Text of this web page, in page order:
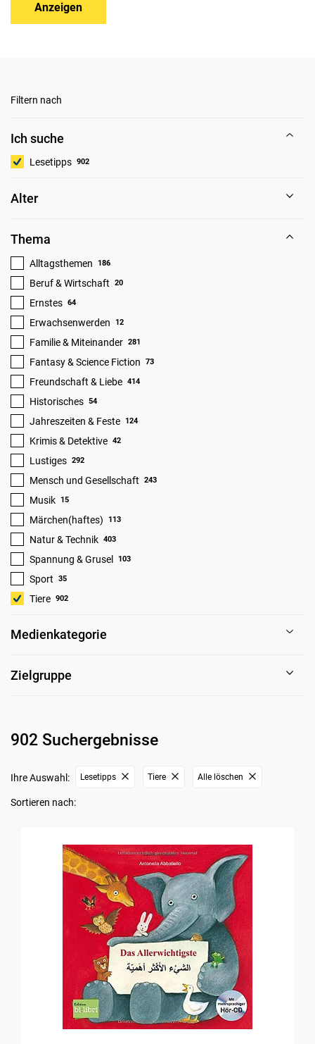
Anzeigen
Filtern nach
Ich suche
Lesetipps 902
Alter
Thema
Alltagsthemen 186
Beruf & Wirtschaft 20
Ernstes 64
Erwachsenwerden 12
Familie & Miteinander 281
Fantasy & Science Fiction 73
Freundschaft & Liebe 414
Historisches 54
Jahreszeiten & Feste 124
Krimis & Detektive 42
Lustiges 292
Mensch und Gesellschaft 243
Musik 15
Märchen(haftes) 113
Natur & Technik 403
Spannung & Grusel 103
Sport 35
Tiere 902
Medienkategorie
Zielgruppe
902 Suchergebnisse
Ihre Auswahl: Lesetipps Tiere Alle löschen
Sortieren nach: